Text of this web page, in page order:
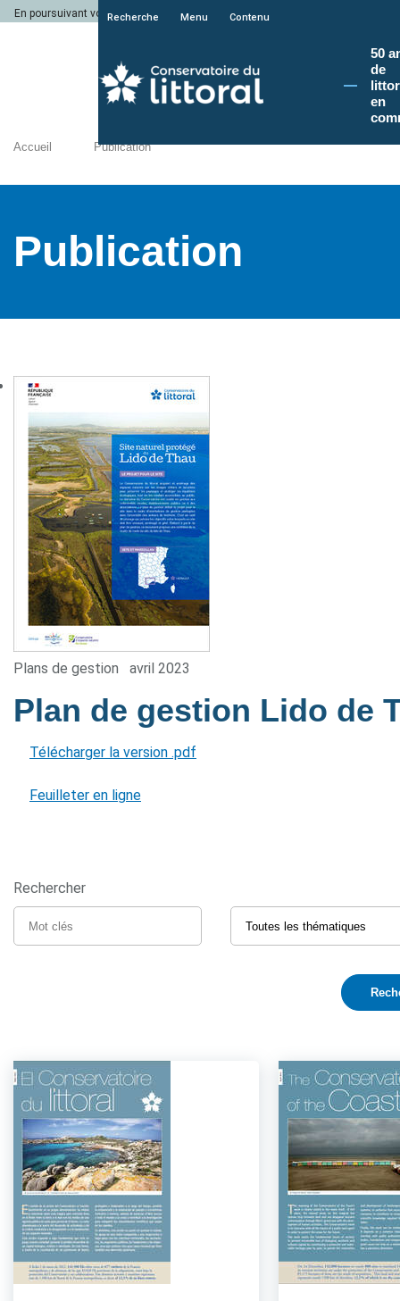
En poursuivant votre navigation sur le site du Conservatoire du littoral, vous
Recherche Menu Contenu
50
de
en
Accueil Publication
Publication
Plans de gestion avril 2023
Plan de gestion Lido de
Télécharger la version .pdf
Feuilleter en ligne
Rechercher